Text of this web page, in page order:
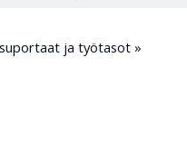
ja työtasot »